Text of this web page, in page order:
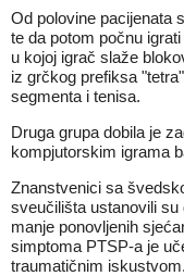
Od polovine pacijenata
te da potom počnu
u kojoj igrač slaže
iz grčkog prefiksa
segmenta i tenisa.
Druga grupa dobila je
kompjutorskim igrama
Znanstvenici sa
sveučilišta ustanovili su
manje ponovljenih
simptoma PTSP-a je
traumatičnim iskustvom.